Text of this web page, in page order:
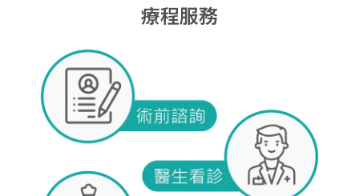
療程服務